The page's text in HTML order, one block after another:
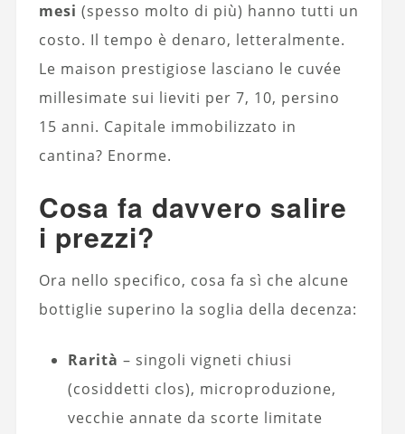
mesi (spesso molto di più) hanno tutti un
costo. Il tempo è denaro, letteralmente.
Le maison prestigiose lasciano le cuvée
millesimate sui lieviti per 7, 10, persino
15 anni. Capitale immobilizzato in
cantina? Enorme.
Cosa fa davvero salire
i prezzi?
Ora nello specifico, cosa fa sì che alcune
bottiglie superino la soglia della decenza:
Rarità – singoli vigneti chiusi
(cosiddetti clos), microproduzione,
vecchie annate da scorte limitate